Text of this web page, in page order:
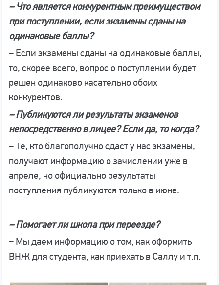
– Что является конкурентным преимуществом
при поступлении, если экзамены сданы на
одинаковые баллы?
– Если экзамены сданы на одинаковые баллы,
то, скорее всего, вопрос о поступлении будет
решен одинаково касательно обоих
конкурентов.
– Публикуются ли результаты экзаменов
непосредственно в лицее? Если да, то когда?
– Те, кто благополучно сдаст у нас экзамены,
получают информацию о зачислении уже в
апреле, но официально результаты
поступления публикуются только в июне.
– Помогает ли школа при переезде?
– Мы даем информацию о том, как оформить
ВНЖ для студента, как приехать в Саллу и т.п.